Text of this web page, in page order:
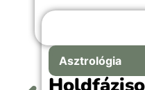
Asztrológia